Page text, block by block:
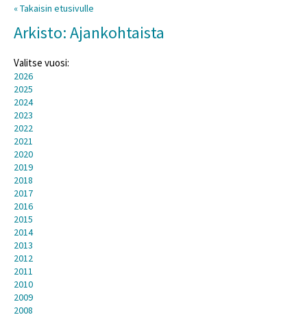
« Takaisin etusivulle
Arkisto: Ajankohtaista
Valitse vuosi:
2026
2025
2024
2023
2022
2021
2020
2019
2018
2017
2016
2015
2014
2013
2012
2011
2010
2009
2008